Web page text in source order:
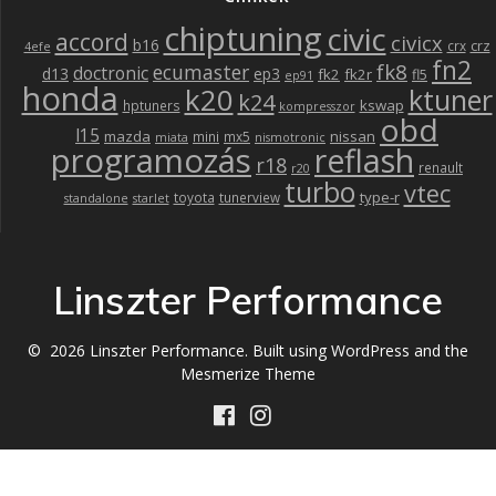
4efe accord b16 chiptuningcivic civicx crx crz
d13 doctronicecumaster ep3 ep91 fk2 fk2r fk8 fl5 fn2
honda hptuners k20 k24 kompresszor kswap ktuner
l15 mazda miata mini mx5 nismotronic nissan obd
programozás r18 r20 reflash renault
standalone starlet toyota tunerview turbo type-r vtec
Linszter Performance
© 2026 Linszter Performance. Built using WordPress and the
Mesmerize Theme